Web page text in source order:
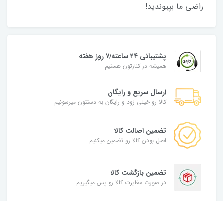
راضی ما بپیوندید!
پشتیبانی ۲۴ ساعته/۷ روز هفته
همیشه در کنارتون هستیم
ارسال سریع و رایگان
کالا رو خیلی زود و رایگان به دستتون میرسونیم
تضمین اصالت کالا
اصل بودن کالا رو تضمین میکنیم
تضمین بازگشت کالا
در صورت مغایرت کالا رو پس میگیریم